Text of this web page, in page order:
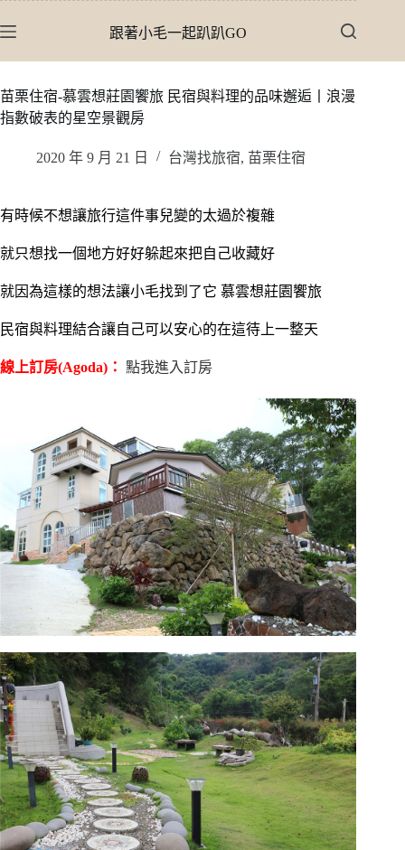
至
內
容
跟著小毛一起趴趴GO
苗栗住宿-慕雲想莊園饗旅 民宿與料理的品味邂逅丨浪漫
指數破表的星空景觀房
2020 年 9 月 21 日 台灣找旅宿, 苗栗住宿
有時候不想讓旅行這件事兒變的太過於複雜
就只想找一個地方好好躲起來把自己收藏好
就因為這樣的想法讓小毛找到了它 慕雲想莊園饗旅
民宿與料理結合讓自己可以安心的在這待上一整天
線上訂房(Agoda)： 點我進入訂房